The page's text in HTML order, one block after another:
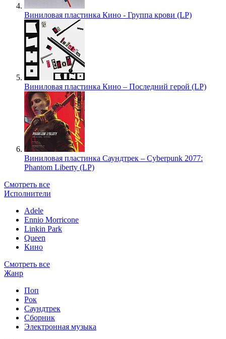
Виниловая пластинка Кино - Группа крови (LP)
Виниловая пластинка Кино – Последний герой (LP)
Виниловая пластинка Саундтрек – Cyberpunk 2077:
Phantom Liberty (LP)
Смотреть все
Исполнители
Adele
Ennio Morricone
Linkin Park
Queen
Кино
Смотреть все
Жанр
Поп
Рок
Саундтрек
Сборник
Электронная музыка